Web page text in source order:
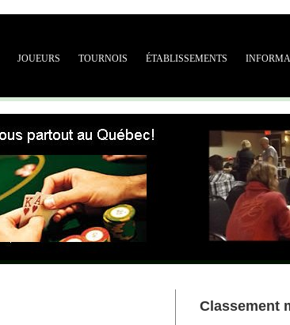
JOUEURS TOURNOIS ÉTABLISSEMENTS
Classement